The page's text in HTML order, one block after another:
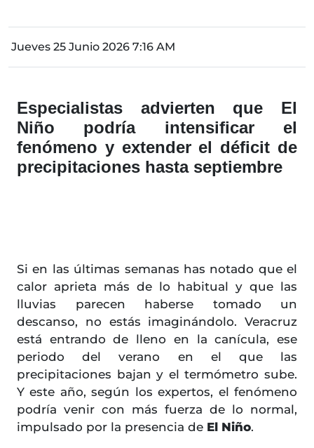
Jueves 25 Junio 2026 7:16 AM
Especialistas advierten que El
Niño podría intensificar el
fenómeno y extender el déficit de
precipitaciones hasta septiembre
Si en las últimas semanas has notado que el
calor aprieta más de lo habitual y que las
lluvias parecen haberse tomado un
descanso, no estás imaginándolo. Veracruz
está entrando de lleno en la canícula, ese
periodo del verano en el que las
precipitaciones bajan y el termómetro sube.
Y este año, según los expertos, el fenómeno
podría venir con más fuerza de lo normal,
impulsado por la presencia de El Niño.